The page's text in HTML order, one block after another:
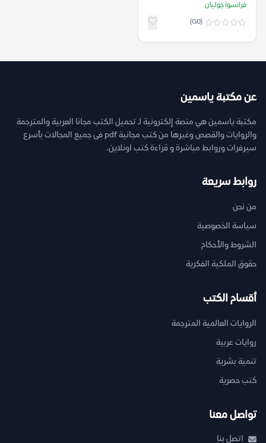
فرانسوا جوليان
(0.0)
عن مكتبة ياسمين
مكتبة ياسمين هي منصة إلكترونية لـ تحميل الكتب مجانا العربية والمترجمة
والروايات والقصص وغيرها من كتب مجانية pdf فى جميع المجالات بأسرع
سيرفرات وروابط مباشرة و قراءة كتب اونلاين.
روابط سريعة
من نحن
سياسة الخصوصية
الشروط والأحكام
حقوق الملكية الفكرية
أقسام الكتب
الروايات العالمية المترجمة
روايات عربية
تنمية بشرية
كتب حصرية
تواصل معنا
اتصل بنا